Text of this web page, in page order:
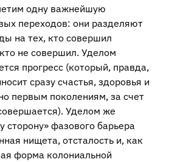
одну важнейшую
переходов: они разделяют
на тех, кто совершил
не совершил. Уделом
прогресс (который, правда,
сразу счастья, здоровья и
первым поколениям, за счет
Уделом же
сторону» фазового барьера
нищета, отсталость и, как
форма колониальной